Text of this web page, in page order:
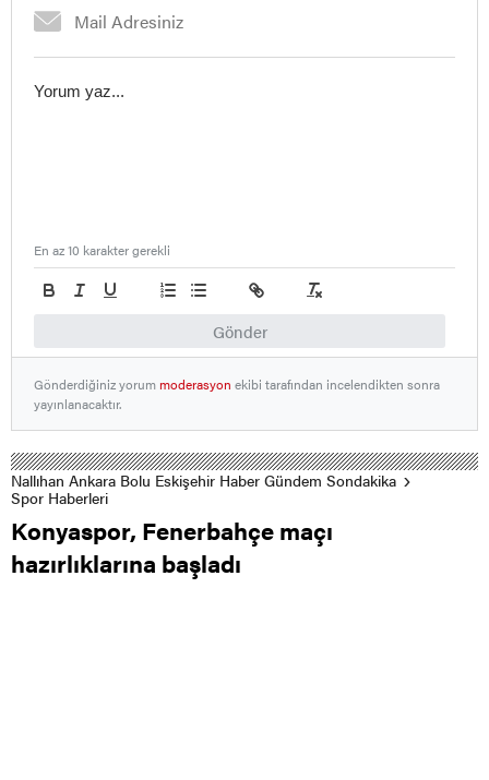
Gönder
En az 10 karakter gerekli
Gönderdiğiniz yorummoderasyon ekibi tarafından incelendikten sonra
yayınlanacaktır.
Nallıhan Ankara Bolu Eskişehir Haber Gündem Sondakika
Spor Haberleri
Konyaspor, Fenerbahçe maçı
hazırlıklarına başladı